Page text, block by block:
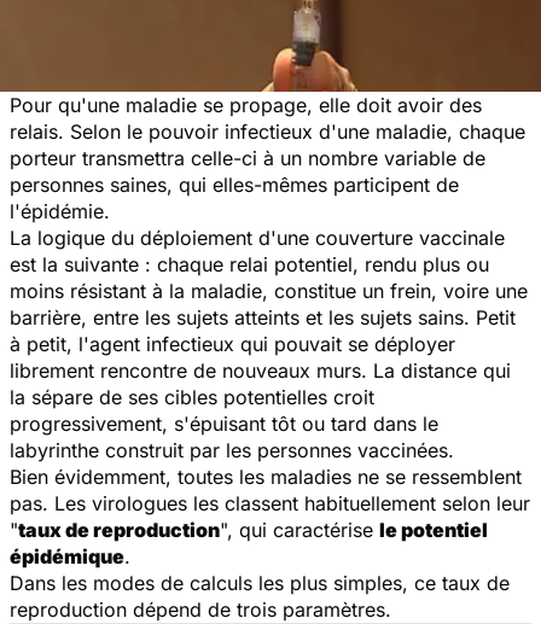
Pour qu'une maladie se propage, elle doit avoir des
relais. Selon le pouvoir infectieux d'une maladie, chaque
porteur transmettra celle-ci à un nombre variable de
personnes saines, qui elles-mêmes participent de
l'épidémie.
La logique du déploiement d'une couverture vaccinale
est la suivante : chaque relai potentiel, rendu plus ou
moins résistant à la maladie, constitue un frein, voire une
barrière, entre les sujets atteints et les sujets sains. Petit
à petit, l'agent infectieux qui pouvait se déployer
librement rencontre de nouveaux murs. La distance qui
la sépare de ses cibles potentielles croit
progressivement, s'épuisant tôt ou tard dans le
labyrinthe construit par les personnes vaccinées.
Bien évidemment, toutes les maladies ne se ressemblent
pas. Les virologues les classent habituellement selon leur
"taux de reproduction", qui caractérise le potentiel
épidémique.
Dans les modes de calculs les plus simples, ce taux de
reproduction dépend de trois paramètres.